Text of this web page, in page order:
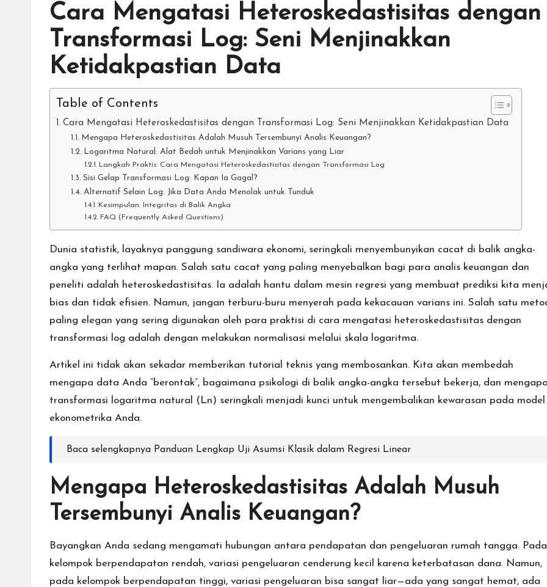
Cara Mengatasi Heteroskedastisitas dengan
Transformasi Log: Seni Menjinakkan
Ketidakpastian Data
Table of Contents
Cara Mengatasi Heteroskedastisitas dengan Transformasi Log: Seni Menjinakkan Ketidakpastian Data
Mengapa Heteroskedastisitas Adalah Musuh Tersembunyi Analis Keuangan?
Logaritma Natural: Alat Bedah untuk Menjinakkan Varians yang Liar
Langkah Praktis: Cara Mengatasi Heteroskedastisitas dengan Transformasi Log
Sisi Gelap Transformasi Log: Kapan Ia Gagal?
Alternatif Selain Log: Jika Data Anda Menolak untuk Tunduk
Kesimpulan: Integritas di Balik Angka
FAQ (Frequently Asked Questions)
Dunia statistik, layaknya panggung sandiwara ekonomi, seringkali menyembunyikan cacat di balik angka-
angka yang terlihat mapan. Salah satu cacat yang paling menyebalkan bagi para analis keuangan dan
peneliti adalah heteroskedastisitas. Ia adalah hantu dalam mesin regresi yang membuat prediksi kita
bias dan tidak efisien. Namun, jangan terburu-buru menyerah pada kekacauan varians ini. Salah satu
paling elegan yang sering digunakan oleh para praktisi di cara mengatasi heteroskedastisitas dengan
transformasi log adalah dengan melakukan normalisasi melalui skala logaritma.
Artikel ini tidak akan sekadar memberikan tutorial teknis yang membosankan. Kita akan membedah
mengapa data Anda “berontak”, bagaimana psikologi di balik angka-angka tersebut bekerja, dan
transformasi logaritma natural (Ln) seringkali menjadi kunci untuk mengembalikan kewarasan pada model
ekonometrika Anda.
Baca selengkapnya Panduan Lengkap Uji Asumsi Klasik dalam Regresi Linear
Mengapa Heteroskedastisitas Adalah Musuh
Tersembunyi Analis Keuangan?
Bayangkan Anda sedang mengamati hubungan antara pendapatan dan pengeluaran rumah tangga. Pada
kelompok berpendapatan rendah, variasi pengeluaran cenderung kecil karena keterbatasan dana. Namun,
pada kelompok berpendapatan tinggi, variasi pengeluaran bisa sangat liar—ada yang sangat hemat, ada